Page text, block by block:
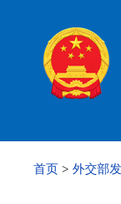
首页 > 外交部